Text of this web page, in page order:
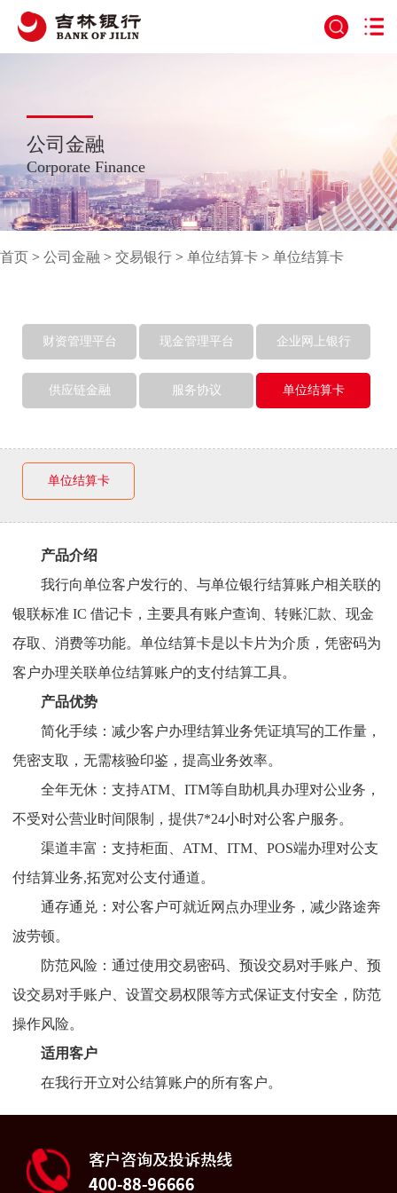
公司金融
Corporate Finance
首页 > 公司金融 > 交易银行 > 单位结算卡 > 单位结算卡
财资管理平台 现金管理平台 企业网上银行
供应链金融 服务协议 单位结算卡
单位结算卡
产品介绍
我行向单位客户发行的、与单位银行结算账户相关联的
银联标准 IC 借记卡，主要具有账户查询、转账汇款、现金
存取、消费等功能。单位结算卡是以卡片为介质，凭密码为
客户办理关联单位结算账户的支付结算工具。
产品优势
简化手续：减少客户办理结算业务凭证填写的工作量，
凭密支取，无需核验印鉴，提高业务效率。
全年无休：支持ATM、ITM等自助机具办理对公业务，
不受对公营业时间限制，提供7*24小时对公客户服务。
渠道丰富：支持柜面、ATM、ITM、POS端办理对公支
付结算业务,拓宽对公支付通道。
通存通兑：对公客户可就近网点办理业务，减少路途奔
波劳顿。
防范风险：通过使用交易密码、预设交易对手账户、预
设交易对手账户、设置交易权限等方式保证支付安全，防范
操作风险。
适用客户
在我行开立对公结算账户的所有客户。